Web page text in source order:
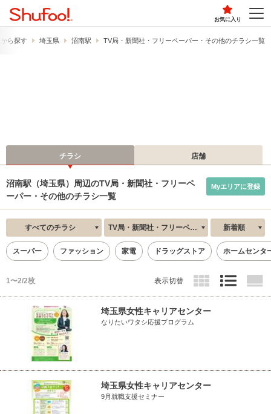
お気に入り
ら探す 埼玉県 沼南駅 TV局・新聞社・フリーペーパー・その他のチラシ一覧
チラシ 店舗
沼南駅（埼玉県）周辺のTV局・新聞社・フリーペ
ーパー・その他のチラシ一覧
Myエリアに登録
すべてのチラシ TV局・新聞社・フリーペーパー・その他 新着順
スーパー ファッション 家電 ドラッグストア ホームセンタ
1〜2/2枚 表示切替
埼玉県女性キャリアセンター
なりたいワタシ応援プログラム
埼玉県女性キャリアセンター
9月就職支援セミナー